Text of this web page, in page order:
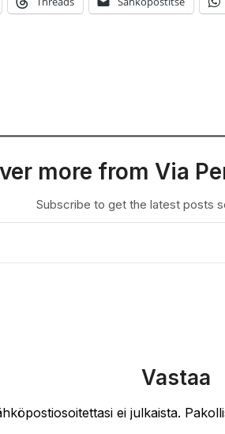
more from Via
Subscribe to get the latest posts
Vastaa
ei julkaista.